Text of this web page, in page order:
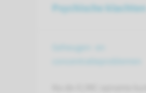
Psychische klachten